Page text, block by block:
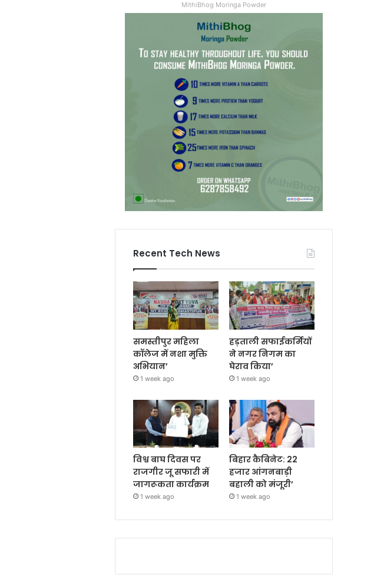
MithiBhog Moringa Powder
Recent Tech News
समस्तीपुर महिला
कॉलेज में नशा मुक्ति
अभियान’
1 week ago
हड़ताली सफाईकर्मियों
ने नगर निगम का
घेराव किया’
1 week ago
विश्व बाघ दिवस पर
राजगीर जू सफारी में
जागरूकता कार्यक्रम
1 week ago
बिहार कैबिनेट: 22
हजार आंगनबाड़ी
बहाली को मंजूरी’
1 week ago